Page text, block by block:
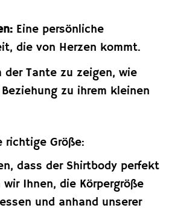
Eine persönliche
die von Herzen kommt.
der Tante zu zeigen, wie
zu ihrem kleinen
richtige Größe:
dass der Shirtbody perfekt
Ihnen, die Körpergröße
und anhand unserer